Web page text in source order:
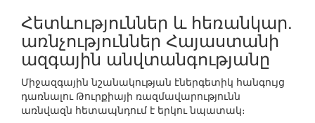
Հետևություններ և հեռանկար.
առնչություններ Հայաստանի
ազգային անվտանգությանը
Միջազգային նշանակության էներգետիկ հանգույց
դառնալու Թուրքիայի ռազմավարությունն
առնվազն հետապնդում է երկու նպատակ։